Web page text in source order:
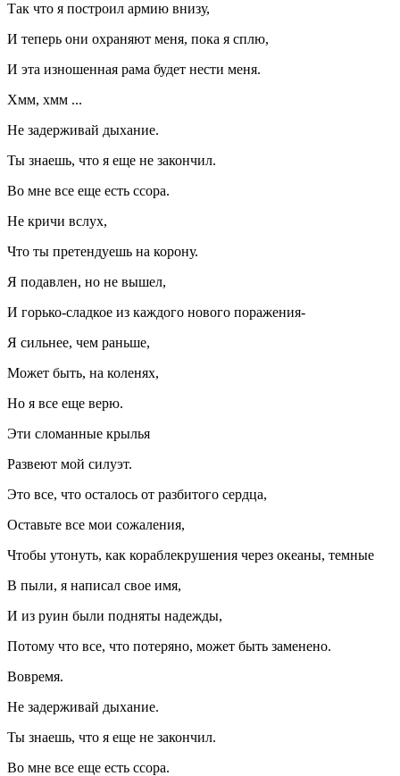
Так что я построил армию внизу,
И теперь они охраняют меня, пока я сплю,
И эта изношенная рама будет нести меня.
Хмм, хмм ...
Не задерживай дыхание.
Ты знаешь, что я еще не закончил.
Во мне все еще есть ссора.
Не кричи вслух,
Что ты претендуешь на корону.
Я подавлен, но не вышел,
И горько-сладкое из каждого нового поражения-
Я сильнее, чем раньше,
Может быть, на коленях,
Но я все еще верю.
Эти сломанные крылья
Развеют мой силуэт.
Это все, что осталось от разбитого сердца,
Оставьте все мои сожаления,
Чтобы утонуть, как кораблекрушения через океаны, темные
В пыли, я написал свое имя,
И из руин были подняты надежды,
Потому что все, что потеряно, может быть заменено.
Вовремя.
Не задерживай дыхание.
Ты знаешь, что я еще не закончил.
Во мне все еще есть ссора.